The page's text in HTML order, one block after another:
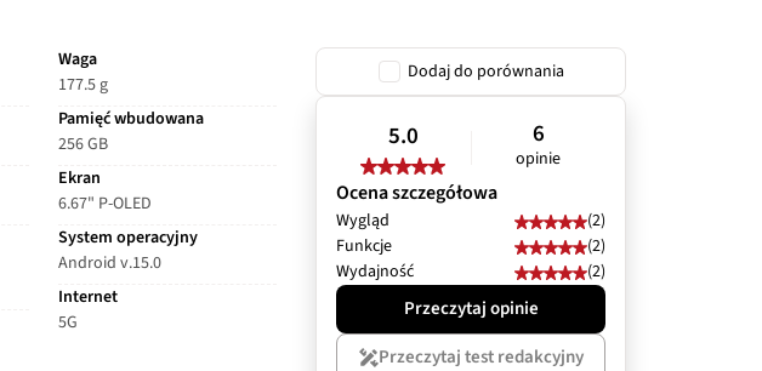
Waga
177.5 g
Pamięć wbudowana
256 GB
Ekran
6.67" P-OLED
System operacyjny
Android v.15.0
Internet
5G
Dodaj do porównania
5.0 6
opinie
Ocena szczegółowa
Wygląd
(2)
Funkcje
(2)
Wydajność
(2)
Przeczytaj opinie
Przeczytaj test redakcyjny